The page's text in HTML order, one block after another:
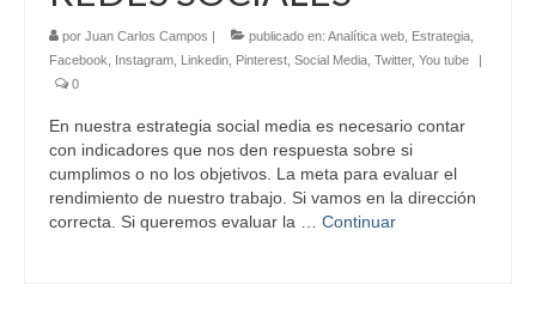
por Juan Carlos Campos | publicado en: Analítica web Estrategia
Facebook
Instagram Linkedin Pinterest Social Media Twitter, You tube
|
0
En nuestra estrategia social media es necesario contar
con indicadores que nos den respuesta sobre si
cumplimos o no los objetivos. La meta para evaluar el
rendimiento de nuestro trabajo. Si vamos en la dirección
correcta. Si queremos evaluar la … Continuar